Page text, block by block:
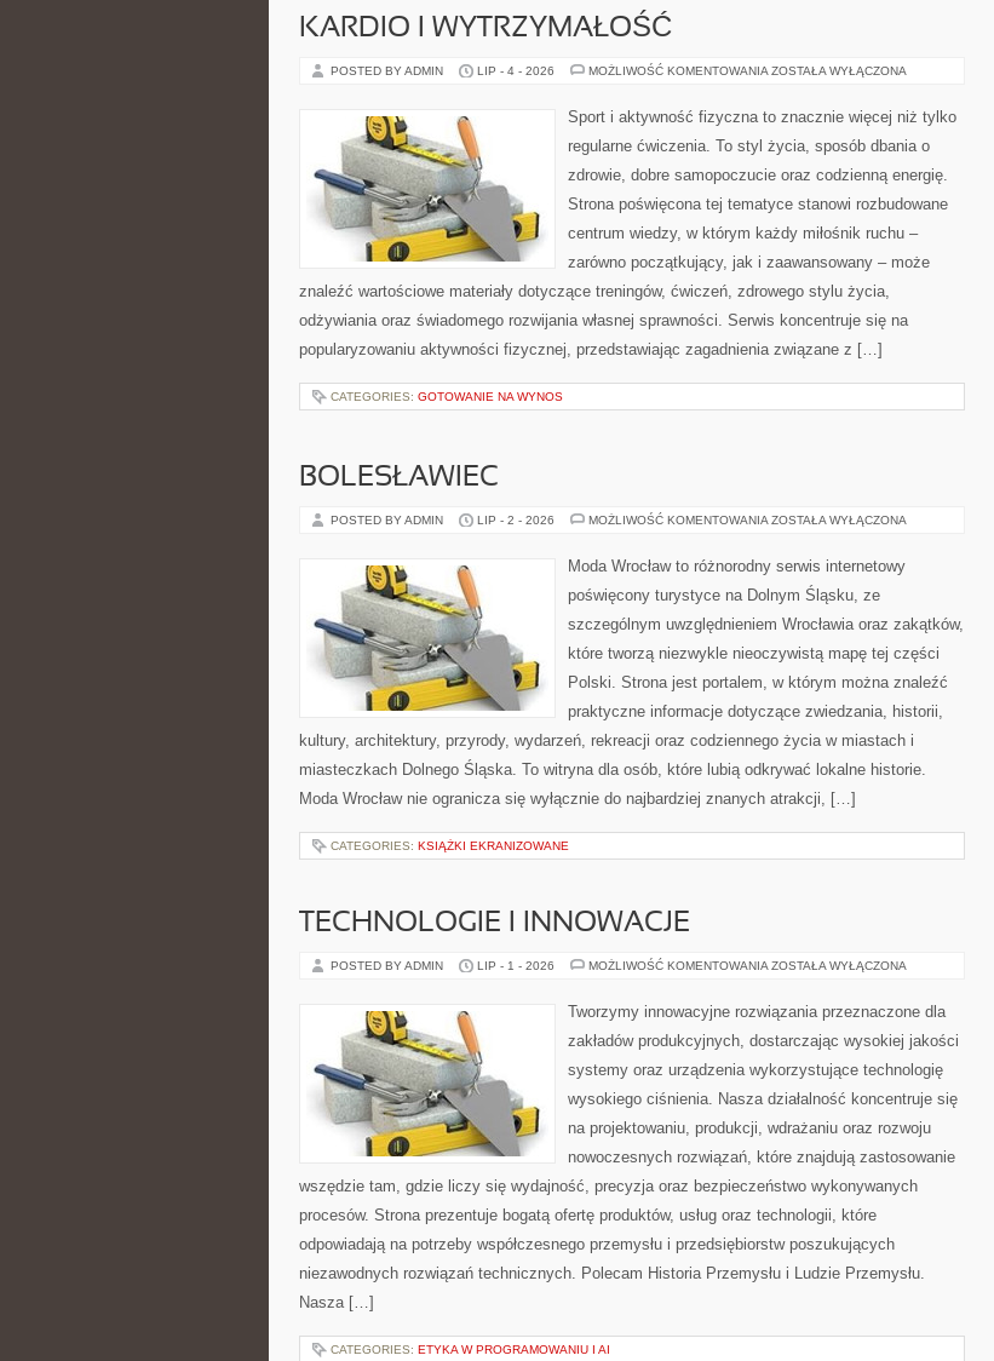
KARDIO I WYTRZYMAŁOŚĆ
POSTED BY ADMIN LIP - 4 - 2026 MOŻLIWOŚĆ KOMENTOWANIA KARDIO
ZOSTAŁA WYŁĄCZONA
Sport i aktywność fizyczna to znacznie więcej niż tylko
regularne ćwiczenia. To styl życia, sposób dbania o
zdrowie, dobre samopoczucie oraz codzienną energię.
Strona poświęcona tej tematyce stanowi rozbudowane
centrum wiedzy, w którym każdy miłośnik ruchu –
zarówno początkujący, jak i zaawansowany – może
znaleźć wartościowe materiały dotyczące treningów, ćwiczeń, zdrowego stylu życia,
odżywiania oraz świadomego rozwijania własnej sprawności. Serwis koncentruje się na
popularyzowaniu aktywności fizycznej, przedstawiając zagadnienia związane z […]
CATEGORIES: GOTOWANIE NA WYNOS
BOLESŁAWIEC
POSTED BY ADMIN LIP - 2 - 2026 MOŻLIWOŚĆ KOMENTOWANIA BOLESŁAWIEC
ZOSTAŁA WYŁĄCZONA
Moda Wrocław to różnorodny serwis internetowy
poświęcony turystyce na Dolnym Śląsku, ze
szczególnym uwzględnieniem Wrocławia oraz zakątków,
które tworzą niezwykle nieoczywistą mapę tej części
Polski. Strona jest portalem, w którym można znaleźć
praktyczne informacje dotyczące zwiedzania, historii,
kultury, architektury, przyrody, wydarzeń, rekreacji oraz codziennego życia w miastach i
miasteczkach Dolnego Śląska. To witryna dla osób, które lubią odkrywać lokalne historie.
Moda Wrocław nie ogranicza się wyłącznie do najbardziej znanych atrakcji, […]
CATEGORIES: KSIĄŻKI EKRANIZOWANE
TECHNOLOGIE I INNOWACJE
POSTED BY ADMIN LIP - 1 - 2026 MOŻLIWOŚĆ KOMENTOWANIA TECHNOLOGIE
ZOSTAŁA WYŁĄCZONA
Tworzymy innowacyjne rozwiązania przeznaczone dla
zakładów produkcyjnych, dostarczając wysokiej jakości
systemy oraz urządzenia wykorzystujące technologię
wysokiego ciśnienia. Nasza działalność koncentruje się
na projektowaniu, produkcji, wdrażaniu oraz rozwoju
nowoczesnych rozwiązań, które znajdują zastosowanie
wszędzie tam, gdzie liczy się wydajność, precyzja oraz bezpieczeństwo wykonywanych
procesów. Strona prezentuje bogatą ofertę produktów, usług oraz technologii, które
odpowiadają na potrzeby współczesnego przemysłu i przedsiębiorstw poszukujących
niezawodnych rozwiązań technicznych. Polecam Historia Przemysłu i Ludzie Przemysłu.
Nasza […]
CATEGORIES: ETYKA W PROGRAMOWANIU I AI